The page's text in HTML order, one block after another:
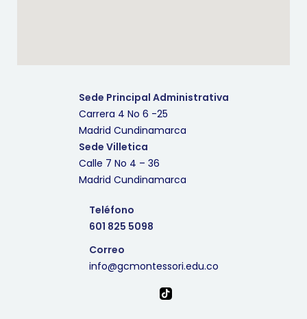
Sede Principal Administrativa
Carrera 4 No 6 -25
Madrid Cundinamarca
Sede Villetica
Calle 7 No 4 – 36
Madrid Cundinamarca
Teléfono
601 825 5098
Correo
info@gcmontessori.edu.co